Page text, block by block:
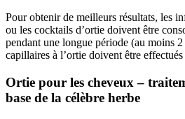
Pour obtenir de meilleurs résultats, les
ou les cocktails d’ortie doivent être
pendant une longue période (au moins
capillaires à l’ortie doivent être
Ortie pour les cheveux –
base de la célèbre herbe